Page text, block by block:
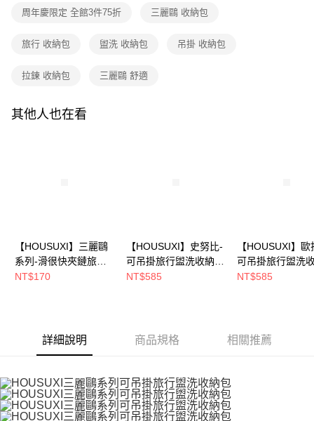
1.本服務係由「台灣大哥大股份有限公司」（以下簡稱本公司）所提供，讓
買賣價金債權讓與本公司後，依約使用本公司帳單繳交帳款。
2.基於同意付款使用「大哥付你分期」之契約關係目的，商店將以您的個人
由本公司與您本人進行分期帳單所需資料之確認、核對及更正。
ATM／網路銀行／等多元方式進行付款，方視為交易完成。
※ 請注意：結帳手續完成當下不需立刻繳費，但若您需要取消訂單，請聯絡
後付繳納相關費用。
是否繳費成功／繳費後需取消欲退款等相關疑問，請聯繫「AFTEE先享後付
客戶支援中心」
https://netprotections.freshdesk.com/support/home
【注意事項】
１．透過由恩沛科技股份有限公司提供之「AFTEE先享後付」服務完成之交
請求用戶進行身份認證。
５．嚴禁一人註冊多個帳號或使用他人資訊註冊。若發現惡意使用之情形，
恩沛科技股份有限公司將有權停止該用戶之使用額度並採取法律行動。
7-11取貨付款
每筆NT$80，滿NT$699(含以上)免運費
每筆NT$100，滿NT$699(含以上)免運費
周年慶限定 全館3件75折 三麗鷗 收納包
旅行 收納包 盥洗 收納包 吊掛 收納包
拉鍊 收納包 三麗鷗 舒適
其他人也在看
【HOUSUXI】三麗鷗
系列-滑很快夾鏈旅行
收納袋-六件組(款式可
NT$170
【HOUSUXI】史努比-
可吊掛旅行盥洗收納包
【5周年慶↘三件75
NT$585
【HOUSUXI】
可吊掛旅行盥洗
【5周年慶↘三件
NT$585
詳細說明 商品規格 相關推薦